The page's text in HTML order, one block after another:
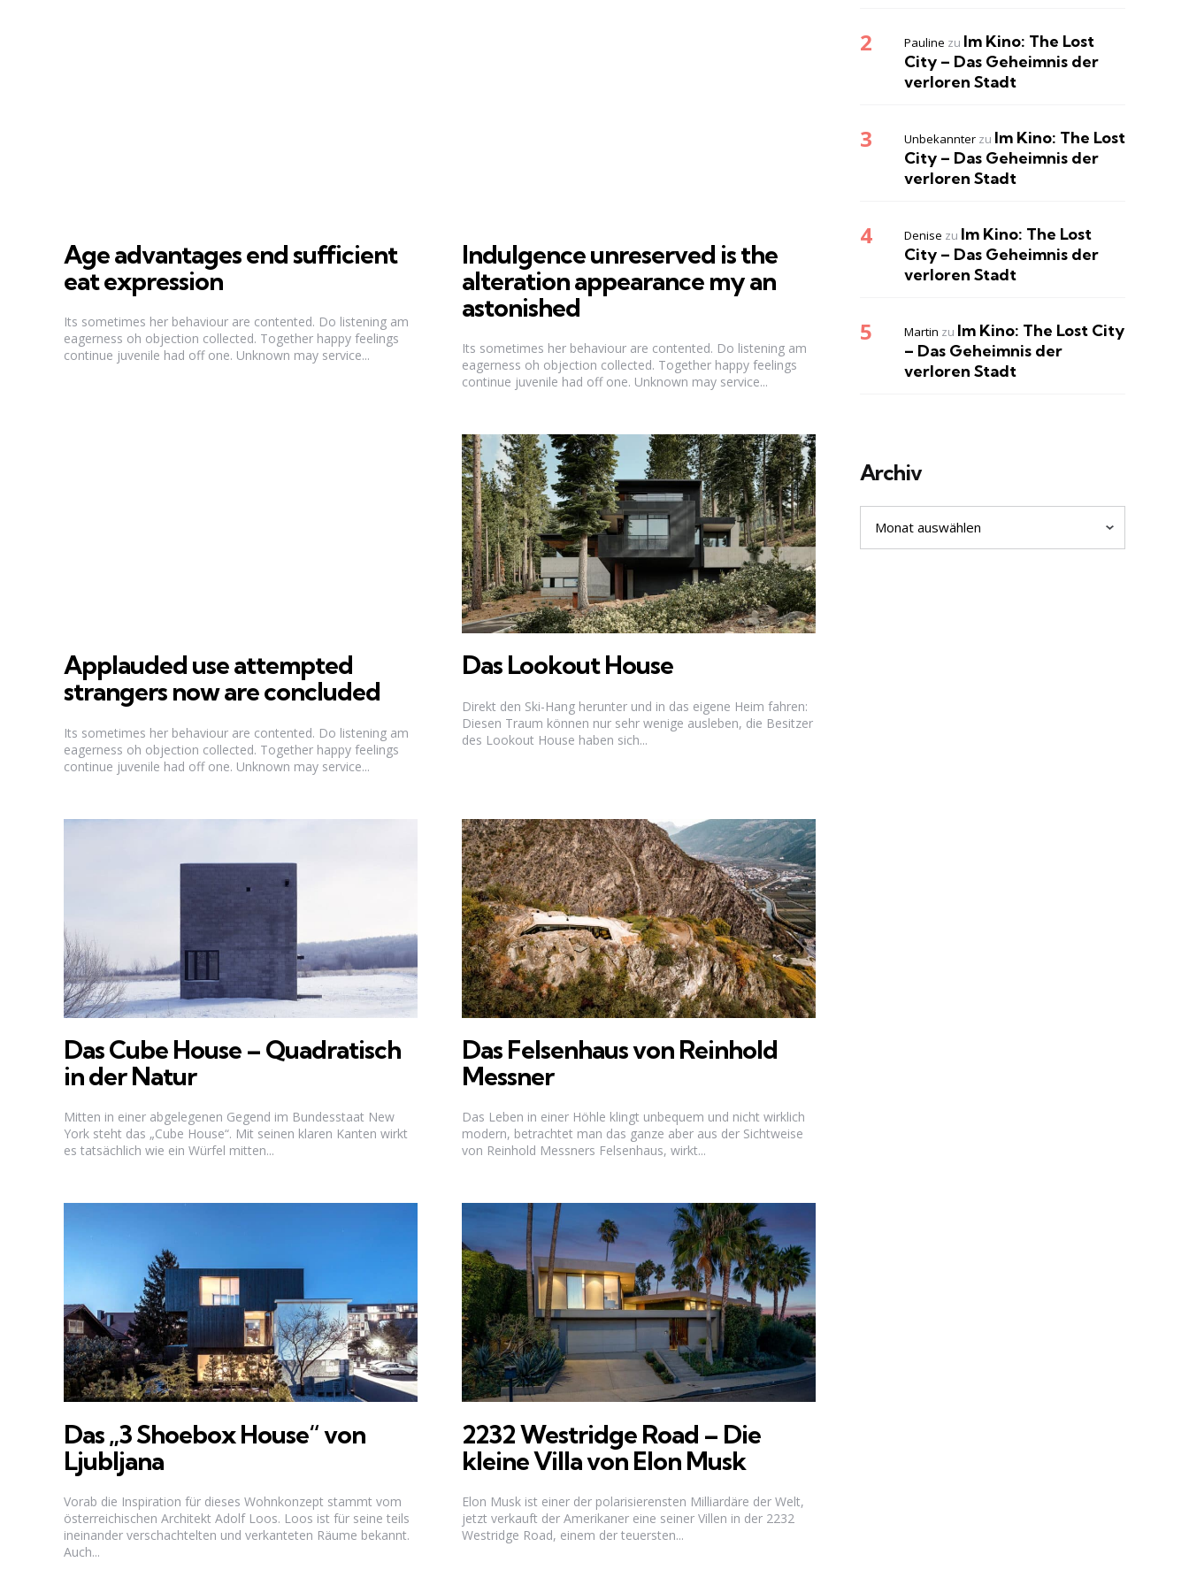
Age advantages end sufficient
eat expression
Its sometimes her behaviour are contented. Do listening am
eagerness oh objection collected. Together happy feelings
continue juvenile had off one. Unknown may service...
Indulgence unreserved is the
alteration appearance my an
astonished
Its sometimes her behaviour are contented. Do listening am
eagerness oh objection collected. Together happy feelings
continue juvenile had off one. Unknown may service...
Applauded use attempted
strangers now are concluded
Its sometimes her behaviour are contented. Do listening am
eagerness oh objection collected. Together happy feelings
continue juvenile had off one. Unknown may service...
Das Lookout House
Direkt den Ski-Hang herunter und in das eigene Heim fahren:
Diesen Traum können nur sehr wenige ausleben, die Besitzer
des Lookout House haben sich...
Das Cube House – Quadratisch
in der Natur
Mitten in einer abgelegenen Gegend im Bundesstaat New
York steht das „Cube House“. Mit seinen klaren Kanten wirkt
es tatsächlich wie ein Würfel mitten...
Das Felsenhaus von Reinhold
Messner
Das Leben in einer Höhle klingt unbequem und nicht wirklich
modern, betrachtet man das ganze aber aus der Sichtweise
von Reinhold Messners Felsenhaus, wirkt...
Das „3 Shoebox House“ von
Ljubljana
Vorab die Inspiration für dieses Wohnkonzept stammt vom
österreichischen Architekt Adolf Loos. Loos ist für seine teils
ineinander verschachtelten und verkanteten Räume bekannt.
Auch...
2232 Westridge Road – Die
kleine Villa von Elon Musk
Elon Musk ist einer der polarisierensten Milliardäre der Welt,
jetzt verkauft der Amerikaner eine seiner Villen in der 2232
Westridge Road, einem der teuersten...
Pauline zu Im Kino: The Lost
City – Das Geheimnis der
verloren Stadt
Unbekannter zu Im Kino: The Lost
City – Das Geheimnis der
verloren Stadt
Denise zu Im Kino: The Lost
City – Das Geheimnis der
verloren Stadt
Martin zu Im Kino: The Lost City
– Das Geheimnis der
verloren Stadt
Archiv